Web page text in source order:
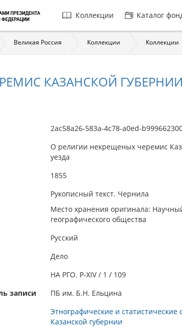
Главная
навигация
Коллекции Каталог
Великая Россия Коллекции Коллекции
КАЗАНСКОЙ
2ac58a26-583a-4c78-a0ed-
О религии некрещеных черемис
уезда
1855
Рукописный текст. Чернила
Место хранения оригинала:
географического общества
Русский
Дело
НА РГО. Р-XIV / 1 / 109
записи
ПБ им. Б.Н. Ельцина
Этнографические и статистические
Казанской губернии